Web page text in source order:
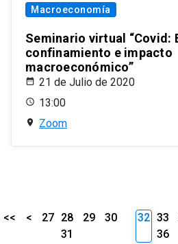
Macroeconomía
Seminario virtual “Covid:
confinamiento e impacto
macroeconómico”
21 de Julio de 2020
13:00
Zoom
<< < 27 28 29
30
31
32 33
36